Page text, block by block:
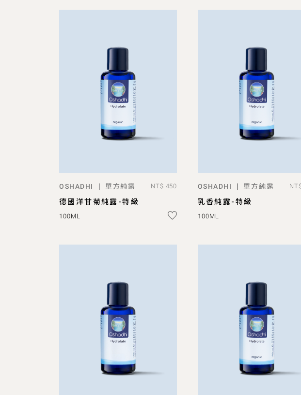
ADD TO BAG
OSHADHI | 單方純露 NT$ 450
德國洋甘菊純露-特級
100ML
預購
OSHADHI | 單方純露
乳香純露-特級
100ML